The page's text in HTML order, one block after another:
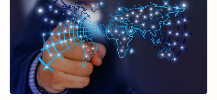
TECH AFRIQUE , VTC
À près de 70 ans, le doyen des coursiers-
partenaires Yango s’est imposé comme
l’un des meilleurs
La Rédaction 14 mai 2026
Il n’a pas l’âge de s’arrêter. La
soixantaine revolue, M. Pani Gnaba